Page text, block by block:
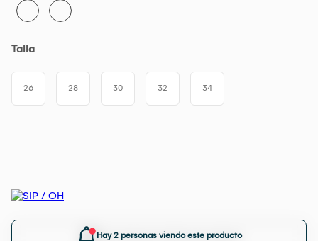
Talla
26 28 30 32 34
Hay 2 personas viendo este producto